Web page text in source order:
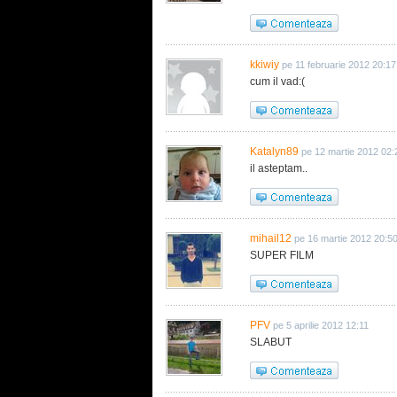
kkiwiy pe 11 februarie 2012 20:17
cum il vad:(
Katalyn89 pe 12 martie 2012
il asteptam..
mihail12 pe 16 martie 2012 20:50
SUPER FILM
PFV pe 5 aprilie 2012 12:11
SLABUT